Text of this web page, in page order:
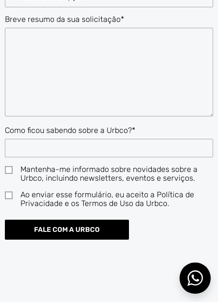
Breve resumo da sua solicitação*
Como ficou sabendo sobre a Urbco?*
Mantenha-me informado sobre novidades sobre a
Urbco, incluindo newsletters, eventos e serviços.
Ao enviar esse formulário, eu aceito a Política de
Privacidade e os Termos de Uso da Urbco.